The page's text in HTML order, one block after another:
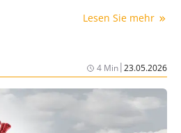
Lesen Sie mehr
4 Min|23.05.2026